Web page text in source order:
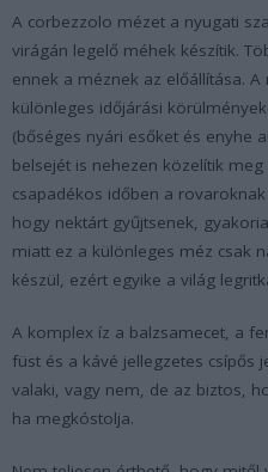
A corbezzolo mézet a nyugati
virágán legelő méhek készítik.
ennek a méznek az előállítása.
különleges időjárási
(bőséges nyári esőket és enyhe
belsejét is nehezen közelítik
csapadékos időben a
hogy nektárt gyűjtsenek,
miatt ez a különleges méz csak
készül, ezért egyike a világ
A komplex íz a balzsamecet, a
füst és a kávé jellegzetes csípős
valaki, vagy nem, de az biztos,
ha megkóstolja.